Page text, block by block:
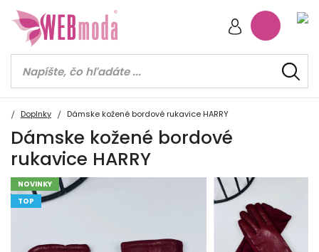
Doplnky Dámske kožené bordové rukavice HARRY
Dámske kožené bordové
rukavice HARRY
NOVINKY
TOP